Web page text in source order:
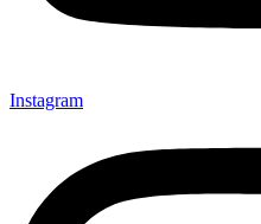
Instagram